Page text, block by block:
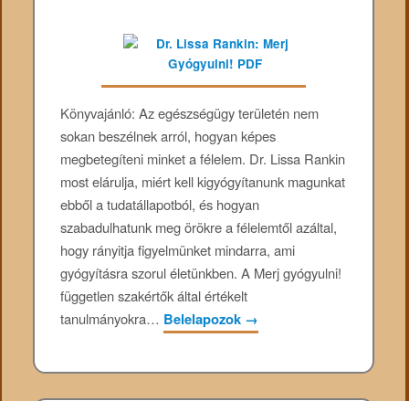
Könyvajánló: Az egészségügy területén nem
sokan beszélnek arról, hogyan képes
megbetegíteni minket a félelem. Dr. Lissa Rankin
most elárulja, miért kell kigyógyítanunk magunkat
ebből a tudatállapotból, és hogyan
szabadulhatunk meg örökre a félelemtől azáltal,
hogy rányitja figyelmünket mindarra, ami
gyógyításra szorul életünkben. A Merj gyógyulni!
független szakértők által értékelt
tanulmányokra… Belelapozok →